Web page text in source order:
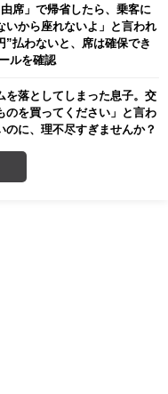
席」で帰省したら、乗客に
いから座れないよ」と言われ
”払わないと、席は確保でき
ルを確認
を落としてしまった息子。交
のを買ってください」と言わ
のに、理不尽すぎませんか？